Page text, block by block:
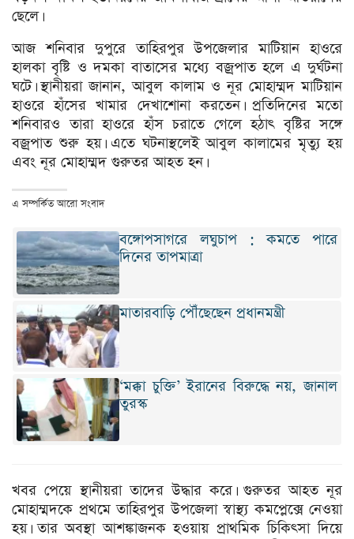
ছেলে।
আজ শনিবার দুপুরে তাহিরপুর উপজেলার মাটিয়ান হাওরে
হালকা বৃষ্টি ও দমকা বাতাসের মধ্যে বজ্রপাত হলে এ দুর্ঘটনা
ঘটে। স্থানীয়রা জানান, আবুল কালাম ও নূর মোহাম্মদ মাটিয়ান
হাওরে হাঁসের খামার দেখাশোনা করতেন। প্রতিদিনের মতো
শনিবারও তারা হাওরে হাঁস চরাতে গেলে হঠাৎ বৃষ্টির সঙ্গে
বজ্রপাত শুরু হয়। এতে ঘটনাস্থলেই আবুল কালামের মৃত্যু হয়
এবং নূর মোহাম্মদ গুরুতর আহত হন।
এ সম্পর্কিত আরো সংবাদ
বঙ্গোপসাগরে লঘুচাপ : কমতে পারে
দিনের তাপমাত্রা
মাতারবাড়ি পৌঁছেছেন প্রধানমন্ত্রী
‘মক্কা চুক্তি’ ইরানের বিরুদ্ধে নয়, জানাল
তুরস্ক
খবর পেয়ে স্থানীয়রা তাদের উদ্ধার করে। গুরুতর আহত নূর
মোহাম্মদকে প্রথমে তাহিরপুর উপজেলা স্বাস্থ্য কমপ্লেক্সে নেওয়া
হয়। তার অবস্থা আশঙ্কাজনক হওয়ায় প্রাথমিক চিকিৎসা দিয়ে